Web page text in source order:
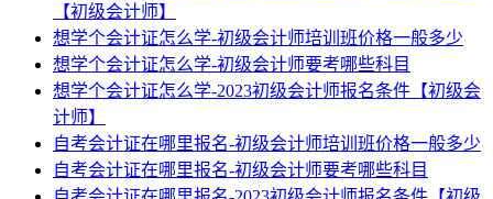
【初级会计师】
想学个会计证怎么学-初级会计师培训班价格一般多少
想学个会计证怎么学-初级会计师要考哪些科目
想学个会计证怎么学-2023初级会计师报名条件【初级会
计师】
自考会计证在哪里报名-初级会计师培训班价格一般多少
自考会计证在哪里报名-初级会计师要考哪些科目